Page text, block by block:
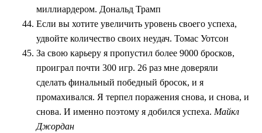
миллиардером. Дональд Трамп
Если вы хотите увеличить уровень своего успеха,
удвойте количество своих неудач. Томас Уотсон
За свою карьеру я пропустил более 9000 бросков,
проиграл почти 300 игр. 26 раз мне доверяли
сделать финальный победный бросок, и я
промахивался. Я терпел поражения снова, и снова, и
снова. И именно поэтому я добился успеха. Майкл
Джордан